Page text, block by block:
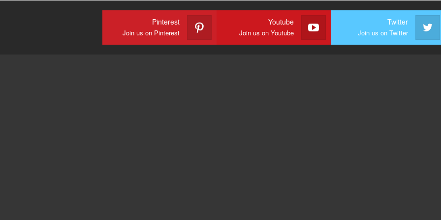
Twitter
Join us on Twitter
Youtube
Join us on Youtube
Pinterest
Join us on Pinterest